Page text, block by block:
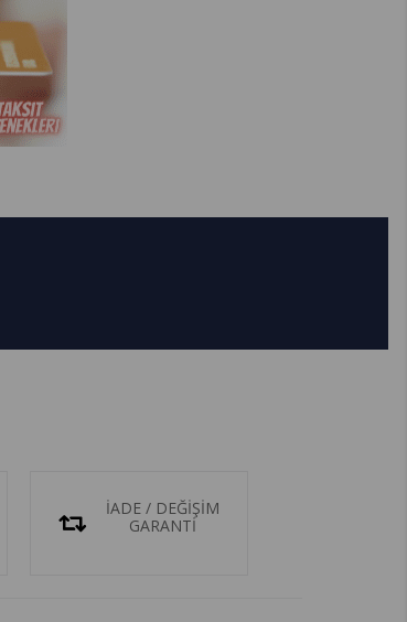
İADE / DEĞİŞİM
GARANTİ